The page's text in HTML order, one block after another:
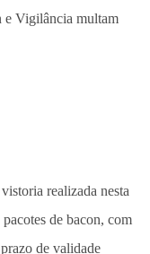
realizada nesta
de bacon, com
de validade